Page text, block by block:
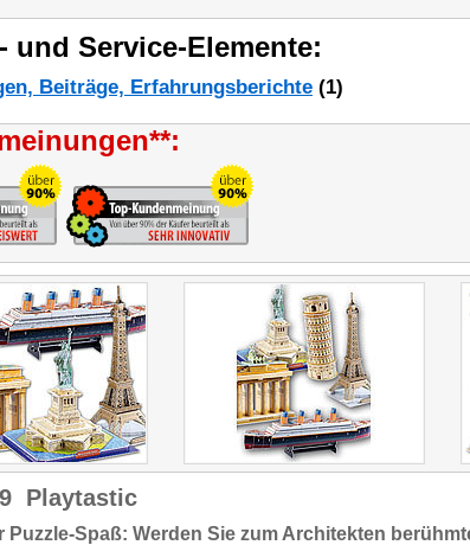
und Service-Elemente:
Beiträge, Erfahrungsberichte (1)
Playtastic
Puzzle-Spaß: Werden Sie zum Architekten